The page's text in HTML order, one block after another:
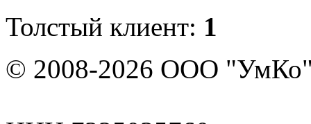
Толстый клиент: 1
© 2008-2026 ООО